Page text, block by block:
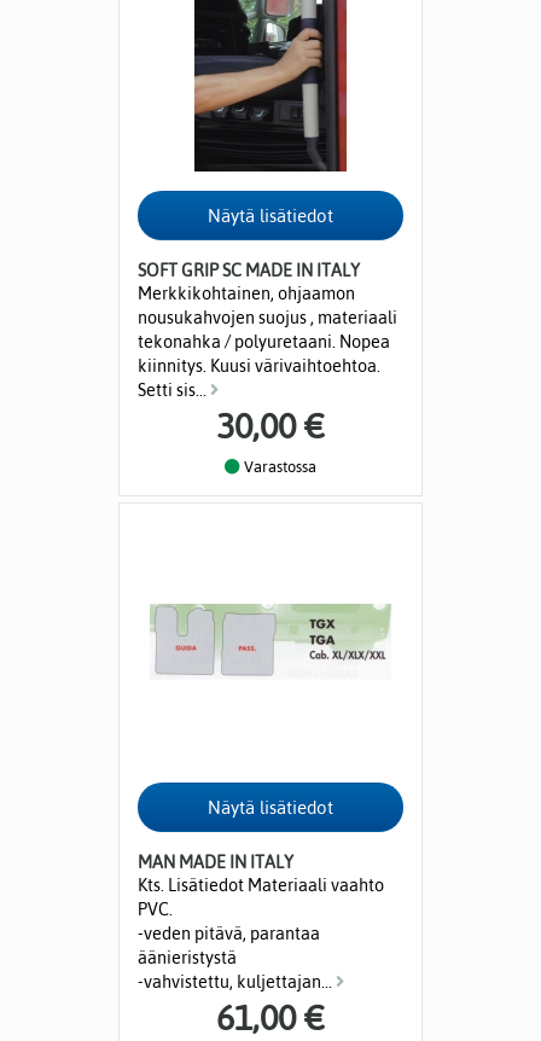
SOFT GRIP SC MADE IN ITALY
Merkkikohtainen, ohjaamon
nousukahvojen suojus , materiaali
tekonahka / polyuretaani. Nopea
kiinnitys. Kuusi värivaihtoehtoa.
Setti sis...
30,00 €
Varastossa
MAN MADE IN ITALY
Kts. Lisätiedot Materiaali vaahto
PVC.
-veden pitävä, parantaa
äänieristystä
-vahvistettu, kuljettajan...
61,00 €